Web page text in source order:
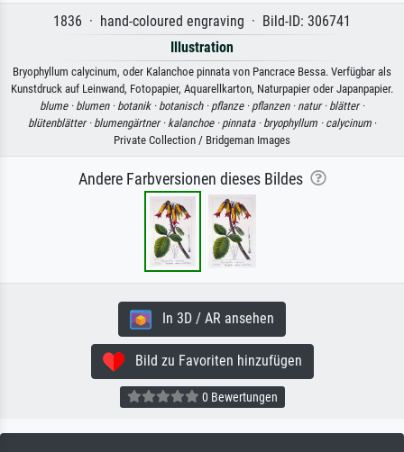
1836 · hand-coloured engraving · Bild-ID: 306741
Illustration
Bryophyllum calycinum, oder Kalanchoe pinnata von Pancrace Bessa. Verfügbar als
Kunstdruck auf Leinwand, Fotopapier, Aquarellkarton, Naturpapier oder Japanpapier.
blume · blumen · botanik · botanisch · pflanze · pflanzen · natur · blätter ·
blütenblätter · blumengärtner · kalanchoe · pinnata · bryophyllum · calycinum·
Private Collection / Bridgeman Images
Andere Farbversionen dieses Bildes
In 3D / AR ansehen
Bild zu Favoriten hinzufügen
0 Bewertungen